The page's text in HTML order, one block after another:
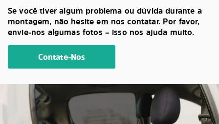
Se você tiver algum problema ou dúvida durante a
montagem, não hesite em nos contatar. Por favor,
envie-nos algumas fotos – isso nos ajuda muito.
Contate-Nos